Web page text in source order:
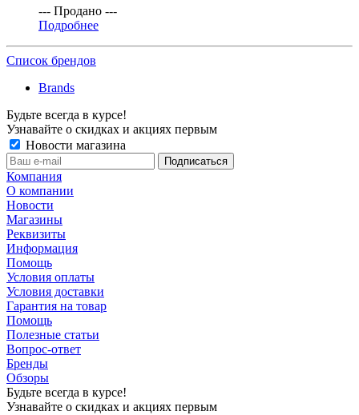
--- Продано ---
Подробнее
Список брендов
Brands
Будьте всегда в курсе!
Узнавайте о скидках и акциях первым
Новости магазина
Компания
О компании
Новости
Магазины
Реквизиты
Информация
Помощь
Условия оплаты
Условия доставки
Гарантия на товар
Помощь
Полезные статьи
Вопрос-ответ
Бренды
Обзоры
Будьте всегда в курсе!
Узнавайте о скидках и акциях первым